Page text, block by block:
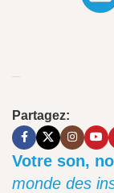
Partagez:
Votre son,
monde des